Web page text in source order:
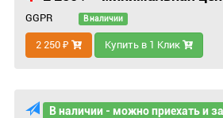
GGPR В наличии
2 250 ₽ Купить в 1 Клик
В наличии - можно приехать и